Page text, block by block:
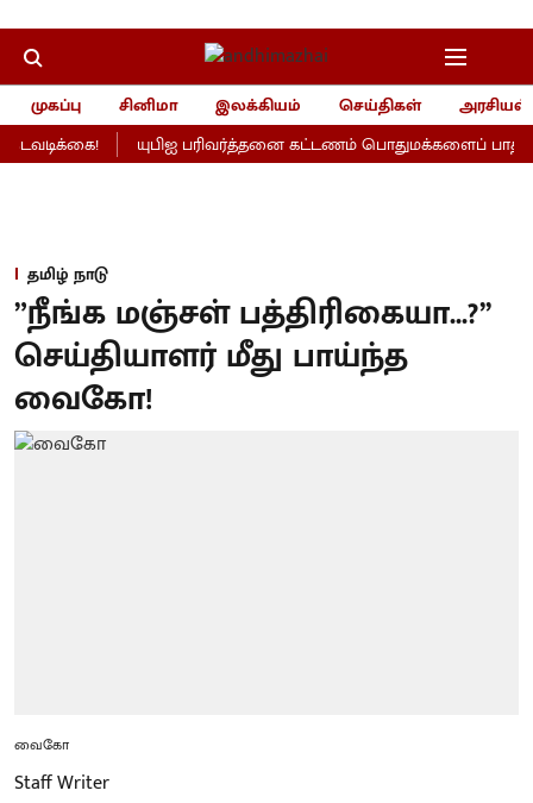
முகப்பு சினிமா இலக்கியம் செய்திகள்
அரசியல்
யுபிஐ பரிவர்த்தனை கட்டணம் பொதுமக்களைப்
தமிழ் நாடு
”நீங்க மஞ்சள் பத்திரிகையா...?’’
செய்தியாளர் மீது பாய்ந்த
வைகோ!
வைகோ
Staff Writer